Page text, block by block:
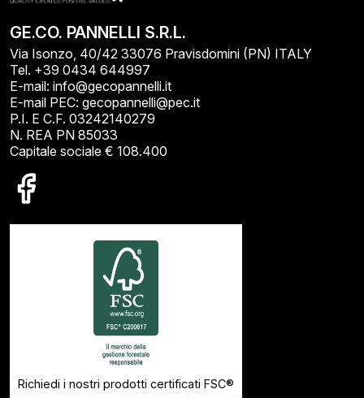
GE.CO. PANNELLI S.R.L.
Via Isonzo, 40/42 33076 Pravisdomini (PN) ITALY
Tel. +39 0434 644997
E-mail: info@gecopannelli.it
E-mail PEC: gecopannelli@pec.it
P.I. E C.F. 03242140279
N. REA PN 85033
Capitale sociale € 108.400
Richiedi i nostri prodotti certificati FSC®